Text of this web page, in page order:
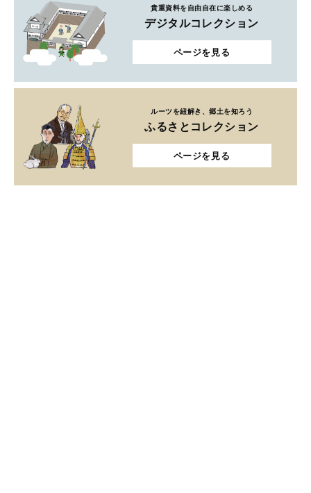
貴重資料を自由自在に楽しめる
デジタルコレクション
ページを見る
ルーツを紐解き、郷土を知ろう
ふるさとコレクション
ページを見る